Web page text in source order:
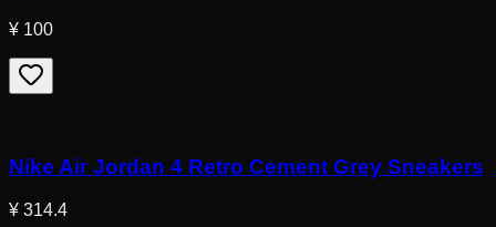
¥ 100
Nike Air Jordan 4 Retro Cement Grey Sneakers
¥ 314.4